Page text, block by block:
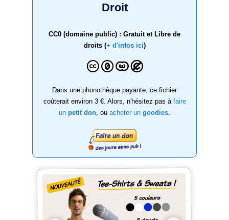
Droit
CC0 (domaine public) : Gratuit et Libre de
droits (+ d'infos ici)
Dans une phonothèque payante, ce fichier
coûterait environ 3 €. Alors, n'hésitez pas à faire
un petit don , ou acheter un goodies